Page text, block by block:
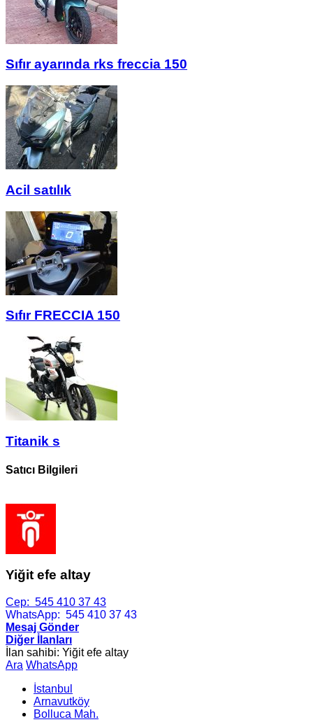
Sıfır ayarında rks freccia 150
Acil satılık
Sıfır FRECCIA 150
Titanik s
Satıcı Bilgileri
Yiğit efe altay
Cep: 545 410 37 43
WhatsApp: 545 410 37 43
Mesaj Gönder
Diğer İlanları
İlan sahibi: Yiğit efe altay
Ara WhatsApp
İstanbul
Arnavutköy
Bolluca Mah.